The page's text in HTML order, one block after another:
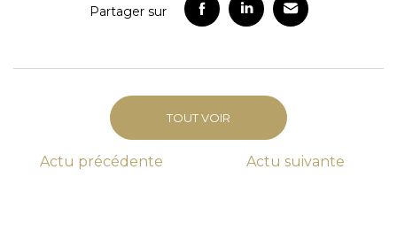
Partager sur
TOUT VOIR
Actu précédente Actu suivante